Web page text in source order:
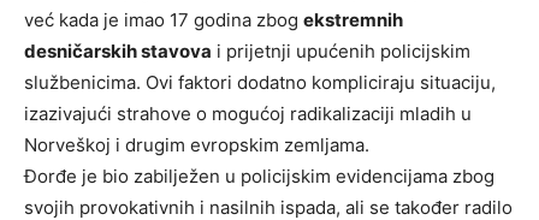
već kada je imao 17 godina zbog ekstremnih
desničarskih stavova i prijetnji upućenih policijskim
službenicima. Ovi faktori dodatno kompliciraju situaciju,
izazivajući strahove o mogućoj radikalizaciji mladih u
Norveškoj i drugim evropskim zemljama.
Đorđe je bio zabilježen u policijskim evidencijama zbog
svojih provokativnih i nasilnih ispada, ali se također radilo